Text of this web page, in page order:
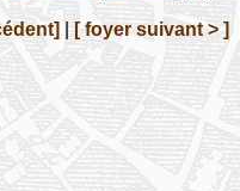
[ foyer suivant > ]